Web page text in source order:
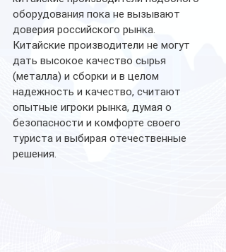
оборудования пока не вызывают
доверия российского рынка.
Китайские производители не могут
дать высокое качество сырья
(металла) и сборки и в целом
надежность и качество, считают
опытные игроки рынка, думая о
безопасности и комфорте своего
туриста и выбирая отечественные
решения.